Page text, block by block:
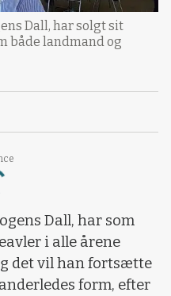
Dall, har solgt sit
både landmand og
Dall, har som
i alle årene
det vil han fortsætte
form, efter